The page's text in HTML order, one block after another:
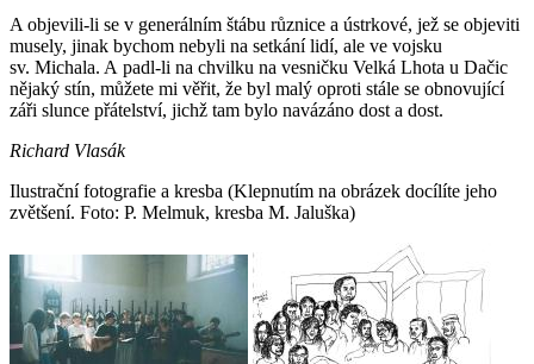
A objevili-li se v generálním štábu různice a ústrkové, jež se objeviti
musely, jinak bychom nebyli na setkání lidí, ale ve vojsku
sv. Michala. A padl-li na chvilku na vesničku Velká Lhota u Dačic
nějaký stín, můžete mi věřit, že byl malý oproti stále se obnovující
záři slunce přátelství, jichž tam bylo navázáno dost a dost.
Richard Vlasák
Ilustrační fotografie a kresba (Klepnutím na obrázek docílíte jeho
zvětšení. Foto: P. Melmuk, kresba M. Jaluška)